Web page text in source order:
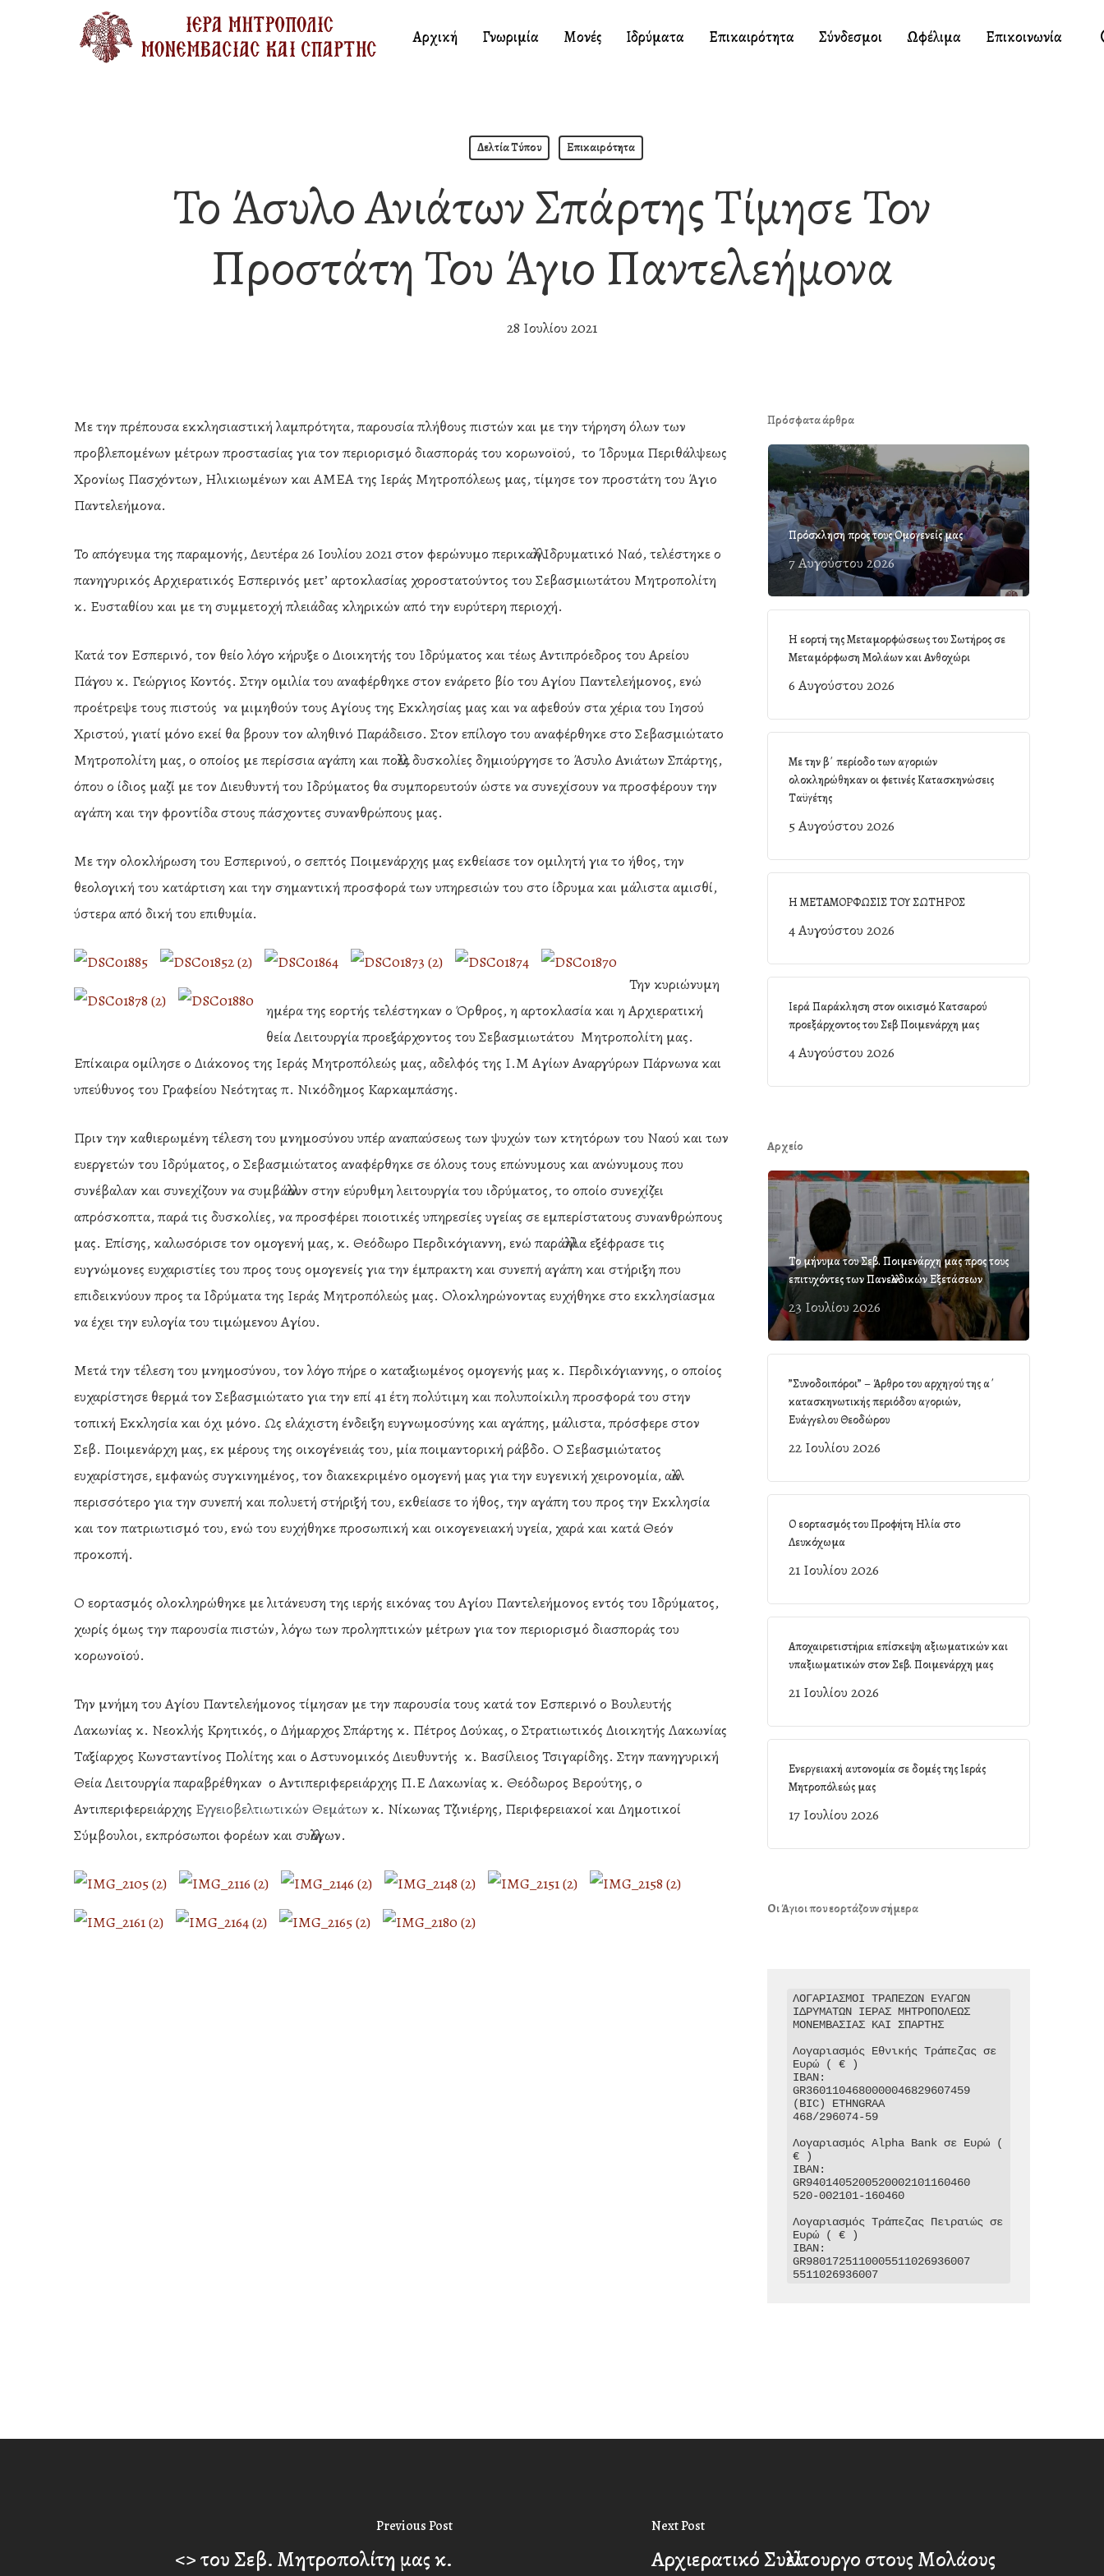
Hit enter to search or ESC to close
Αρχική Γνωριμία Μονές Ιδρύματα Επικαιρότητα Σύνδεσμοι Ωφέλιμα Επικοινωνία
Δελτία Τύπου Επικαιρότητα
Το Άσυλο Ανιάτων Σπάρτης Τίμησε Τον
Προστάτη Του Άγιο Παντελεήμονα
28 Ιουλίου 2021
Με την πρέπουσα εκκλησιαστική λαμπρότητα, παρουσία πλήθους πιστών και με την τήρηση όλων των
προβλεπομένων μέτρων προστασίας για τον περιορισμό διασποράς του κορωνοϊού, το Ίδρυμα Περιθάλψεως
Χρονίως Πασχόντων, Ηλικιωμένων και ΑΜΕΑ της Ιεράς Μητροπόλεως μας, τίμησε τον προστάτη του Άγιο
Παντελεήμονα.
Το απόγευμα της παραμονής, Δευτέρα 26 Ιουλίου 2021 στον φερώνυμο περικαλλή Ιδρυματικό Ναό, τελέστηκε ο
πανηγυρικός Αρχιερατικός Εσπερινός μετ’ αρτοκλασίας χοροστατούντος του Σεβασμιωτάτου Μητροπολίτη
κ. Ευσταθίου και με τη συμμετοχή πλειάδας κληρικών από την ευρύτερη περιοχή.
Κατά τον Εσπερινό, τον θείο λόγο κήρυξε ο Διοικητής του Ιδρύματος και τέως Αντιπρόεδρος του Αρείου
Πάγου κ. Γεώργιος Κοντός. Στην ομιλία του αναφέρθηκε στον ενάρετο βίο του Αγίου Παντελεήμονος, ενώ
προέτρεψε τους πιστούς να μιμηθούν τους Αγίους της Εκκλησίας μας και να αφεθούν στα χέρια του Ιησού
Χριστού, γιατί μόνο εκεί θα βρουν τον αληθινό Παράδεισο. Στον επίλογο του αναφέρθηκε στο Σεβασμιώτατο
Μητροπολίτη μας, ο οποίος με περίσσια αγάπη και πολλές δυσκολίες δημιούργησε το Άσυλο Ανιάτων Σπάρτης,
όπου ο ίδιος μαζί με τον Διευθυντή του Ιδρύματος θα συμπορευτούν ώστε να συνεχίσουν να προσφέρουν την
αγάπη και την φροντίδα στους πάσχοντες συνανθρώπους μας.
Με την ολοκλήρωση του Εσπερινού, ο σεπτός Ποιμενάρχης μας εκθείασε τον ομιλητή για το ήθος, την
θεολογική του κατάρτιση και την σημαντική προσφορά των υπηρεσιών του στο ίδρυμα και μάλιστα αμισθί,
ύστερα από δική του επιθυμία.
Την κυριώνυμη
ημέρα της εορτής τελέστηκαν ο Όρθρος, η αρτοκλασία και η Αρχιερατική
θεία Λειτουργία προεξάρχοντος του Σεβασμιωτάτου Μητροπολίτη μας.
Επίκαιρα ομίλησε ο Διάκονος της Ιεράς Μητροπόλεώς μας, αδελφός της Ι.Μ Αγίων Αναργύρων Πάρνωνα και
υπεύθυνος του Γραφείου Νεότητας π. Νικόδημος Καρκαμπάσης.
Πριν την καθιερωμένη τέλεση του μνημοσύνου υπέρ αναπαύσεως των ψυχών των κτητόρων του Ναού και των
ευεργετών του Ιδρύματος, ο Σεβασμιώτατος αναφέρθηκε σε όλους τους επώνυμους και ανώνυμους που
συνέβαλαν και συνεχίζουν να συμβάλλουν στην εύρυθμη λειτουργία του ιδρύματος, το οποίο συνεχίζει
απρόσκοπτα, παρά τις δυσκολίες, να προσφέρει ποιοτικές υπηρεσίες υγείας σε εμπερίστατους συνανθρώπους
μας. Επίσης, καλωσόρισε τον ομογενή μας, κ. Θεόδωρο Περδικόγιαννη, ενώ παράλληλα εξέφρασε τις
ευγνώμονες ευχαριστίες του προς τους ομογενείς για την έμπρακτη και συνεπή αγάπη και στήριξη που
επιδεικνύουν προς τα Ιδρύματα της Ιεράς Μητροπόλεώς μας. Ολοκληρώνοντας ευχήθηκε στο εκκλησίασμα
να έχει την ευλογία του τιμώμενου Αγίου.
Μετά την τέλεση του μνημοσύνου, τον λόγο πήρε ο καταξιωμένος ομογενής μας κ. Περδικόγιαννης, ο οποίος
ευχαρίστησε θερμά τον Σεβασμιώτατο για την επί 41 έτη πολύτιμη και πολυποίκιλη προσφορά του στην
τοπική Εκκλησία και όχι μόνο. Ως ελάχιστη ένδειξη ευγνωμοσύνης και αγάπης, μάλιστα, πρόσφερε στον
Σεβ. Ποιμενάρχη μας, εκ μέρους της οικογένειάς του, μία ποιμαντορική ράβδο. Ο Σεβασμιώτατος
ευχαρίστησε, εμφανώς συγκινημένος, τον διακεκριμένο ομογενή μας για την ευγενική χειρονομία, αλλά
περισσότερο για την συνεπή και πολυετή στήριξή του, εκθείασε το ήθος, την αγάπη του προς την Εκκλησία
και τον πατριωτισμό του, ενώ του ευχήθηκε προσωπική και οικογενειακή υγεία, χαρά και κατά Θεόν
προκοπή.
Ο εορτασμός ολοκληρώθηκε με λιτάνευση της ιερής εικόνας του Αγίου Παντελεήμονος εντός του Ιδρύματος,
χωρίς όμως την παρουσία πιστών, λόγω των προληπτικών μέτρων για τον περιορισμό διασποράς του
κορωνοϊού.
Την μνήμη του Αγίου Παντελεήμονος τίμησαν με την παρουσία τους κατά τον Εσπερινό ο Βουλευτής
Λακωνίας κ. Νεοκλής Κρητικός, ο Δήμαρχος Σπάρτης κ. Πέτρος Δούκας, ο Στρατιωτικός Διοικητής Λακωνίας
Ταξίαρχος Κωνσταντίνος Πολίτης και ο Αστυνομικός Διευθυντής κ. Βασίλειος Τσιγαρίδης. Στην πανηγυρική
Θεία Λειτουργία παραβρέθηκαν ο Αντιπεριφερειάρχης Π.Ε Λακωνίας κ. Θεόδωρος Βερούτης, ο
Αντιπεριφερειάρχης Εγγειοβελτιωτικών Θεμάτων κ. Νίκωνας Τζινιέρης, Περιφερειακοί και Δημοτικοί
Σύμβουλοι, εκπρόσωποι φορέων και συλλόγων.
Πρόσφατα άρθρα
Πρόσκληση προς τους Ομογενείς μας
7 Αυγούστου 2026
Η εορτή της Μεταμορφώσεως του Σωτήρος σε
Μεταμόρφωση Μολάων και Ανθοχώρι
6 Αυγούστου 2026
Με την β΄ περίοδο των αγοριών
ολοκληρώθηκαν οι φετινές Κατασκηνώσεις
Ταϋγέτης
5 Αυγούστου 2026
Η ΜΕΤΑΜΟΡΦΩΣΙΣ ΤΟΥ ΣΩΤΗΡΟΣ
4 Αυγούστου 2026
Ιερά Παράκληση στον οικισμό Κατσαρού
προεξάρχοντος του Σεβ Ποιμενάρχη μας
4 Αυγούστου 2026
Αρχείο
Το μήνυμα του Σεβ. Ποιμενάρχη μας προς τους
επιτυχόντες των Πανελλαδικών Εξετάσεων
23 Ιουλίου 2026
”Συνοδοιπόροι” – Άρθρο του αρχηγού της α΄
κατασκηνωτικής περιόδου αγοριών,
Ευάγγελου Θεοδώρου
22 Ιουλίου 2026
Ο εορτασμός του Προφήτη Ηλία στο
Λευκόχωμα
21 Ιουλίου 2026
Αποχαιρετιστήρια επίσκεψη αξιωματικών και
υπαξιωματικών στον Σεβ. Ποιμενάρχη μας
21 Ιουλίου 2026
Ενεργειακή αυτονομία σε δομές της Ιεράς
Μητροπόλεώς μας
17 Ιουλίου 2026
Οι Άγιοι που εορτάζουν σήμερα
ΛΟΓΑΡΙΑΣΜΟΙ ΤΡΑΠΕΖΩΝ ΕΥΑΓΩΝ
ΙΔΡΥΜΑΤΩΝ ΙΕΡΑΣ ΜΗΤΡΟΠΟΛΕΩΣ
ΜΟΝΕΜΒΑΣΙΑΣ ΚΑΙ ΣΠΑΡΤΗΣ
Λογαριασμός Εθνικής Τράπεζας σε
Ευρώ ( € )
IBAN:
GR3601104680000046829607459
(BIC) ETHNGRAA
468/296074-59
Λογαριασμός Alpha Bank σε Ευρώ (
€ )
IBAN:
GR9401405200520002101160460
520-002101-160460
Λογαριασμός Τράπεζας Πειραιώς σε
Ευρώ ( € )
IBAN:
GR9801725110005511026936007
5511026936007
Previous Post
<> του Σεβ. Μητροπολίτη μας κ.
Next Post
Αρχιερατικό Συλλείτουργο στους Μολάους